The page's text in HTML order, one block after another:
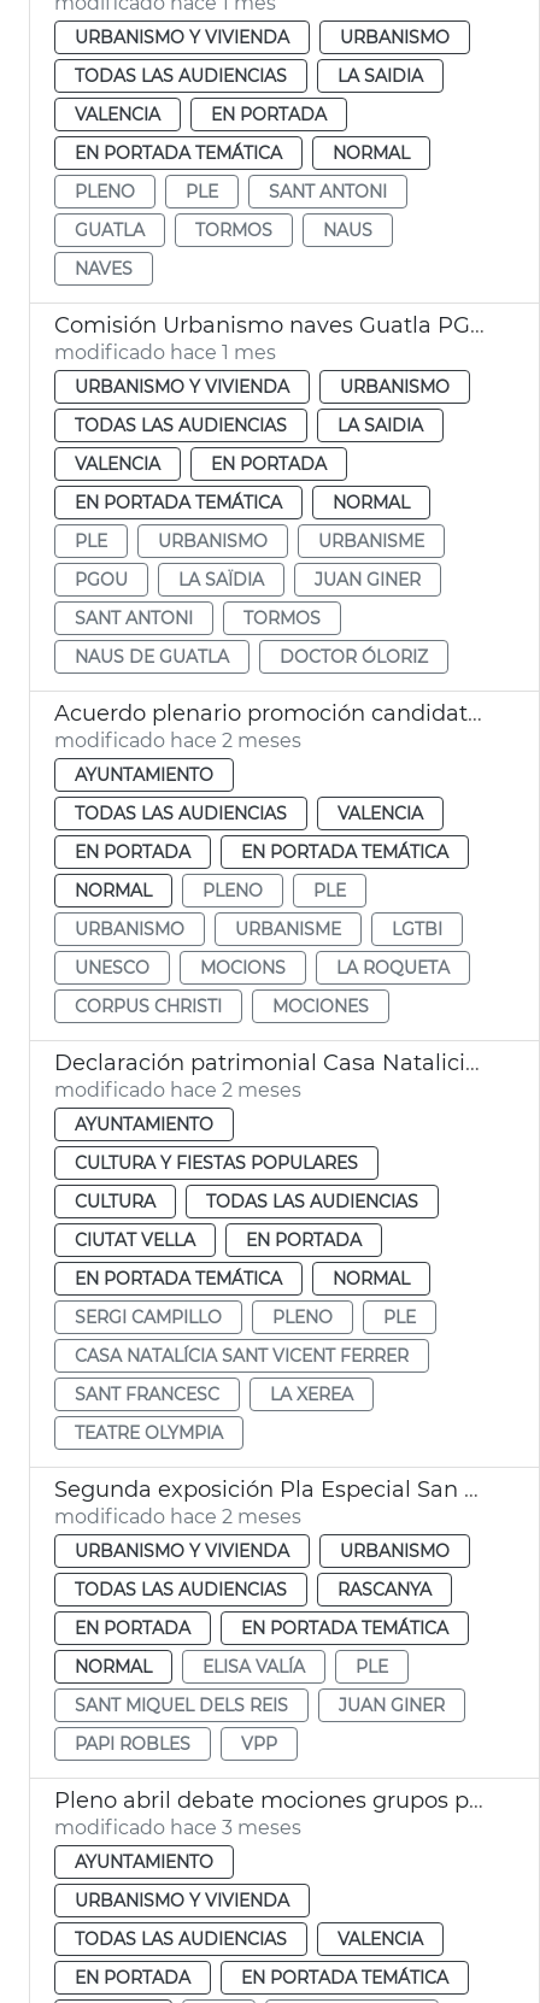
URBANISMO Y VIVIENDA
URBANISMO
TODAS LAS AUDIENCIAS
LA SAIDIA
VALENCIA
EN PORTADA
EN PORTADA TEMÁTICA
NORMAL
PLENO
PLE
SANT ANTONI
GUATLA
TORMOS
NAUS
NAVES
Comisión Urbanismo naves Guatla PGOU
modificado hace 1 mes
URBANISMO Y VIVIENDA
URBANISMO
TODAS LAS AUDIENCIAS
LA SAIDIA
VALENCIA
EN PORTADA
EN PORTADA TEMÁTICA
NORMAL
PLE
URBANISMO
URBANISME
PGOU
LA SAÏDIA
JUAN GINER
SANT ANTONI
TORMOS
NAUS DE GUATLA
DOCTOR ÓLORIZ
Acuerdo plenario promoción candidatura Corpus Patrimonio Cultural Unesco
modificado hace 2 meses
AYUNTAMIENTO
TODAS LAS AUDIENCIAS
VALENCIA
EN PORTADA
EN PORTADA TEMÁTICA
NORMAL
PLENO
PLE
URBANISMO
URBANISME
LGTBI
UNESCO
MOCIONS
LA ROQUETA
CORPUS CHRISTI
MOCIONES
Declaración patrimonial Casa Natalicia San Vicente Ferrer y Teatro Olympia València
modificado hace 2 meses
AYUNTAMIENTO
CULTURA Y FIESTAS POPULARES
CULTURA
TODAS LAS AUDIENCIAS
CIUTAT VELLA
EN PORTADA
EN PORTADA TEMÁTICA
NORMAL
SERGI CAMPILLO
PLENO
PLE
CASA NATALÍCIA SANT VICENT FERRER
SANT FRANCESC
LA XEREA
TEATRE OLYMPIA
Segunda exposición Pla Especial San Miquel de los Reyes València
modificado hace 2 meses
URBANISMO Y VIVIENDA
URBANISMO
TODAS LAS AUDIENCIAS
RASCANYA
EN PORTADA
EN PORTADA TEMÁTICA
NORMAL
ELISA VALÍA
PLE
SANT MIQUEL DELS REIS
JUAN GINER
PAPI ROBLES
VPP
Pleno abril debate mociones grupos políticos
modificado hace 3 meses
AYUNTAMIENTO
URBANISMO Y VIVIENDA
TODAS LAS AUDIENCIAS
VALENCIA
EN PORTADA
EN PORTADA TEMÁTICA